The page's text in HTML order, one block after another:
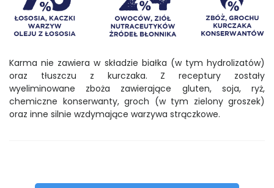
Karma nie zawiera w składzie białka (w tym hydrolizatów)
oraz tłuszczu z kurczaka. Z receptury zostały
wyeliminowane zboża zawierające gluten, soja, ryż,
chemiczne konserwanty, groch (w tym zielony groszek)
oraz inne silnie wzdymające warzywa strączkowe.